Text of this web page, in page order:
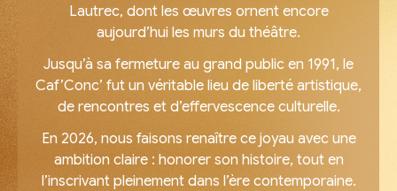
Lautrec, dont les œuvres ornent encore
aujourd’hui les murs du théâtre.
Jusqu’à sa fermeture au grand public en 1991, le
Caf’Conc’ fut un véritable lieu de liberté artistique,
de rencontres et d’effervescence culturelle.
En 2026, nous faisons renaître ce joyau avec une
ambition claire : honorer son histoire, tout en
l’inscrivant pleinement dans l’ère contemporaine.